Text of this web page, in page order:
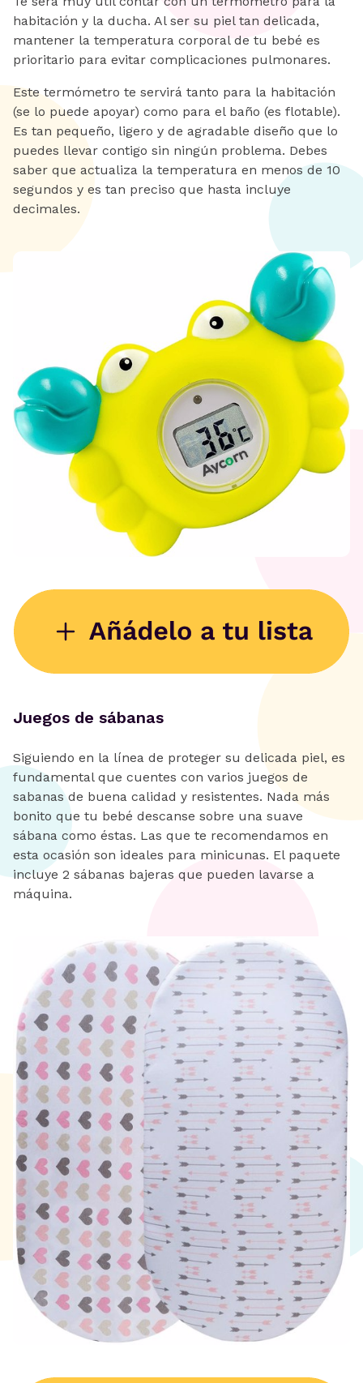
habitación y la ducha. Al ser su piel tan delicada,
mantener la temperatura corporal de tu bebé es
prioritario para evitar complicaciones pulmonares.
Este termómetro te servirá tanto para la habitación
(se lo puede apoyar) como para el baño (es flotable).
Es tan pequeño, ligero y de agradable diseño que lo
puedes llevar contigo sin ningún problema. Debes
saber que actualiza la temperatura en menos de 10
segundos y es tan preciso que hasta incluye
decimales.
Juegos de sábanas
Siguiendo en la línea de proteger su delicada piel, es
fundamental que cuentes con varios juegos de
sabanas de buena calidad y resistentes. Nada más
bonito que tu bebé descanse sobre una suave
sábana como éstas. Las que te recomendamos en
esta ocasión son ideales para minicunas. El paquete
incluye 2 sábanas bajeras que pueden lavarse a
máquina.